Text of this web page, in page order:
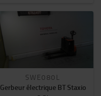
SWE080L
Gerbeur électrique BT Staxio